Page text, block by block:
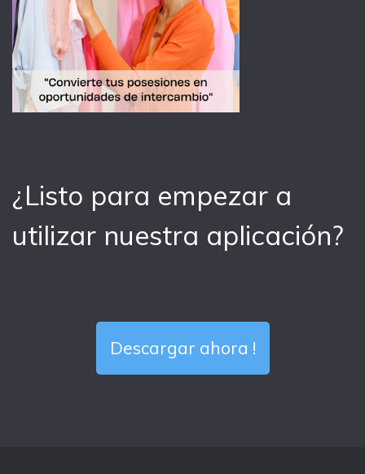
¿Listo para empezar a
utilizar nuestra aplicación?
Descargar ahora !